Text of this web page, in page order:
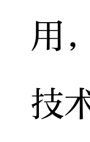
用
技